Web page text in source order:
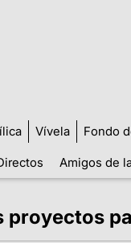
Vívela Fondo
Amigos de